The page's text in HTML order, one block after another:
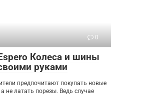
0
Колеса и шины
руками
предпочитают покупать новые
не латать порезы. Ведь случае